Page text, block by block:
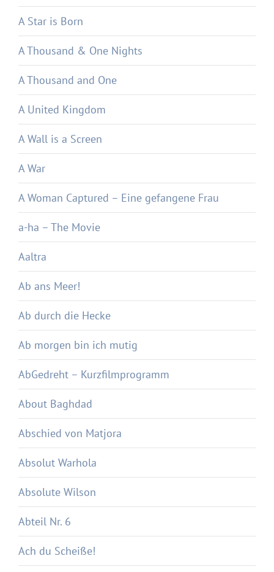
A Star is Born
A Thousand & One Nights
A Thousand and One
A United Kingdom
A Wall is a Screen
A War
A Woman Captured – Eine gefangene Frau
a-ha – The Movie
Aaltra
Ab ans Meer!
Ab durch die Hecke
Ab morgen bin ich mutig
AbGedreht – Kurzfilmprogramm
About Baghdad
Abschied von Matjora
Absolut Warhola
Absolute Wilson
Abteil Nr. 6
Ach du Scheiße!